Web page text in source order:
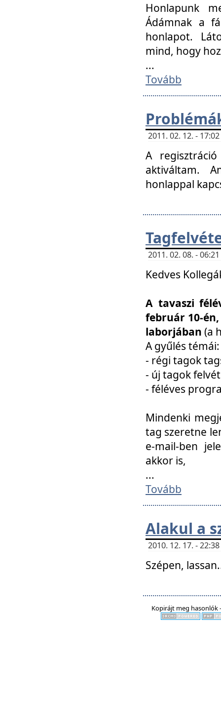
Honlapunk
Ádámnak a
honlapot.
mind, hogy
...
Tovább
2011. 02. 12. -
A
aktiváltam.
honlappal
2011. 02. 08. -
Kedves
A tavaszi
február 10-
laborjában (a
A gyűlés témái:
- régi tagok
- új tagok
- féléves
Mindenki
tag szeretne
e-mail-ben
akkor is,
...
Tovább
Alakul a
2010. 12. 17. -
Szépen,
Kopirájt meg hasonlók